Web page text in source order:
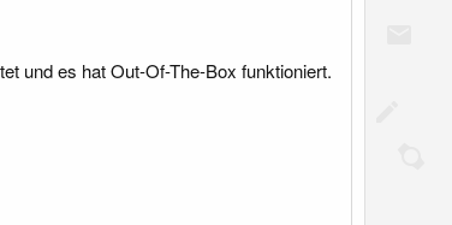
und es hat Out-Of-The-Box funktioniert.